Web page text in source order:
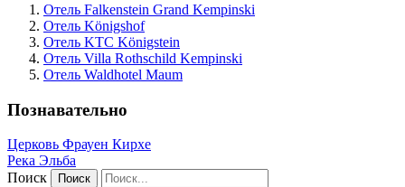
Отель Falkenstein Grand Kempinski
Отель Königshof
Отель KTC Königstein
Отель Villa Rothschild Kempinski
Отель Waldhotel Maum
Познавательно
Церковь Фрауен Кирхе
Река Эльба
Поиск